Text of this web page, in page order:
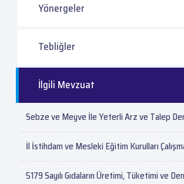
Yönergeler
Tebliğler
İlgili Mevzuat
Sebze ve Meyve İle Yeterli Arz ve Talep
İl İstihdam ve Mesleki Eğitim Kurulları
5179 Sayılı Gıdaların Üretimi, Tüketimi ve